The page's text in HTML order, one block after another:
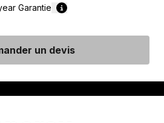
Garantie
un devis